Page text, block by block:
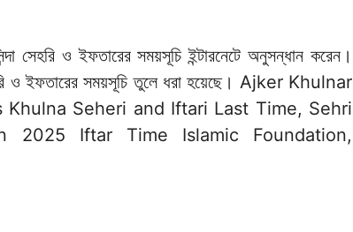
সেহরি ও ইফতারের সময়সূচি ইন্টারনেটে অনুসন্ধান করেন।
ইফতারের সময়সূচি তুলে ধরা হয়েছে। Ajker Khulnar
Khulna Seheri and Iftari Last Time, Sehri
2025 Iftar Time Islamic Foundation,